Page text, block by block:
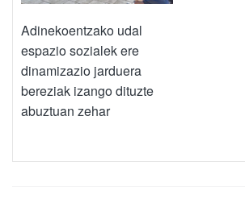
Adinekoentzako udal
espazio sozialek ere
dinamizazio jarduera
bereziak izango dituzte
abuztuan zehar